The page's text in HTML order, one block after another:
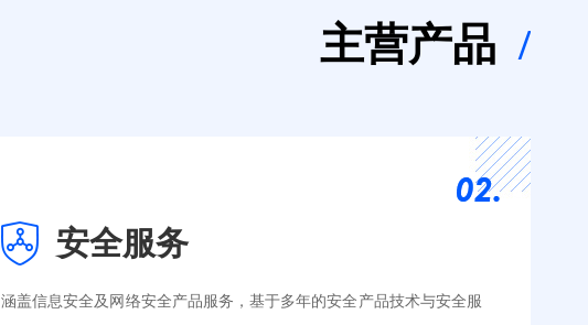
主营产品 /
安全服务
涵盖信息安全及网络安全产品服务，基于多年的安全产品技术与安全服